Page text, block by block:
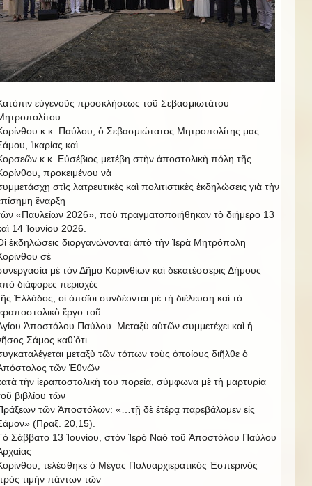
εὐγενοῦς προσκλήσεως τοῦ Σεβασμιωτάτου
κ.κ. Παύλου, ὁ Σεβασμιώτατος Μητροπολίτης μας
Ἰκαρίας καὶ
κ.κ. Εὐσέβιος μετέβη στὴν ἀποστολικὴ πόλη τῆς
προκειμένου νὰ
στὶς λατρευτικὲς καὶ πολιτιστικὲς ἐκδηλώσεις γιὰ τὴν
ἔναρξη
«Παυλείων 2026», ποὺ πραγματοποιήθηκαν τὸ διήμερο 13
14 Ἰουνίου 2026.
ἐκδηλώσεις διοργανώνονται ἀπὸ τὴν Ἱερὰ Μητρόπολη
σὲ
μὲ τὸν Δῆμο Κορινθίων καὶ δεκατέσσερις Δήμους
διάφορες περιοχὲς
Ἑλλάδος, οἱ ὁποῖοι συνδέονται μὲ τὴ διέλευση καὶ τὸ
ἔργο τοῦ
Ἀποστόλου Παύλου. Μεταξὺ αὐτῶν συμμετέχει καὶ ἡ
Σάμος καθ’ὅτι
μεταξὺ τῶν τόπων τοὺς ὁποίους διῆλθε ὁ
τῶν Ἐθνῶν
τὴν ἱεραποστολικὴ του πορεία, σύμφωνα μὲ τὴ μαρτυρία
βιβλίου τῶν
τῶν Ἀποστόλων: «…τῇ δὲ ἑτέρᾳ παρεβάλομεν εἰς
(Πραξ. 20,15).
Σάββατο 13 Ἰουνίου, στὸν Ἱερὸ Ναὸ τοῦ Ἀποστόλου Παύλου
τελέσθηκε ὁ Μέγας Πολυαρχιερατικὸς Ἑσπερινὸς
τιμὴν πάντων τῶν